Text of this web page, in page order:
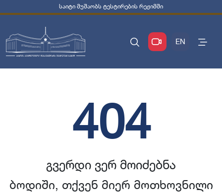
საიტი მუშაობს ტესტირების რეჟიმში
EN
404
გვერდი ვერ მოიძებნა
ბოდიში, თქვენ მიერ მოთხოვნილი